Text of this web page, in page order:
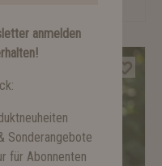
anmelden
Sonderangebote
für Abonnenten